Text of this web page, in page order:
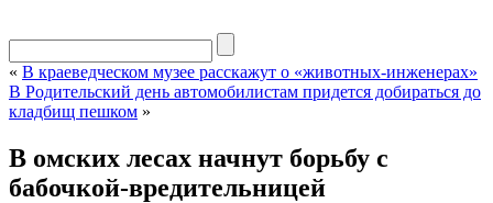
« В краеведческом музее расскажут о «животных-инженерах»
В Родительский день автомобилистам придется добираться до
кладбищ пешком »
В омских лесах начнут борьбу с
бабочкой-вредительницей